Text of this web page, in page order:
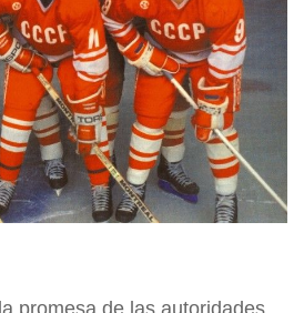
promesa de las autoridades